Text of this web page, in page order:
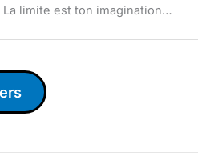
La limite est ton imagination…